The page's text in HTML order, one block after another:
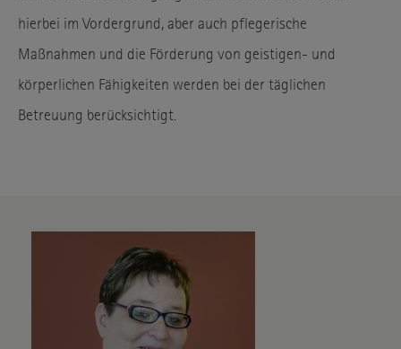
hierbei im Vordergrund, aber auch pflegerische
Maßnahmen und die Förderung von geistigen- und
körperlichen Fähigkeiten werden bei der täglichen
Betreuung berücksichtigt.